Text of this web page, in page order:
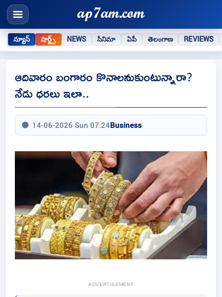
న్యూస్ షార్ట్స్ NEWS సినిమా ఏపీ తెలంగాణ REVIEWS
ఆదివారం బంగారం కొనాలనుకుంటున్నారా?
నేడు ధరలు ఇలా..
14-06-2026 Sun 07:24Business
ADVERTISEMENT